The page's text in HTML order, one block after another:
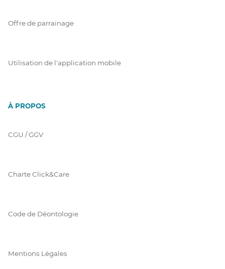
Offre de parrainage
Utilisation de l'application mobile
À PROPOS
CGU / GGV
Charte Click&Care
Code de Déontologie
Mentions Légales